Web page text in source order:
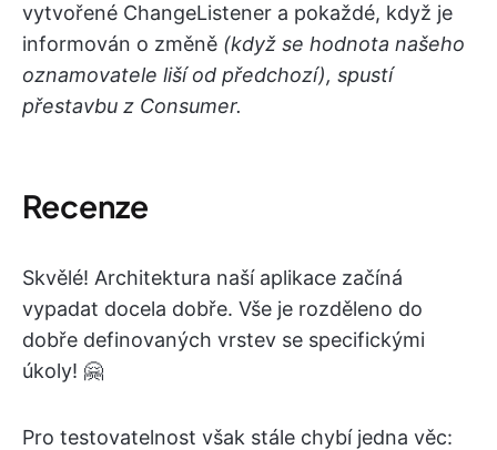
vytvořené ChangeListener a pokaždé, když je
informován o změně (když se hodnota našeho
oznamovatele liší od předchozí), spustí
přestavbu z Consumer.
Recenze
Skvělé! Architektura naší aplikace začíná
vypadat docela dobře. Vše je rozděleno do
dobře definovaných vrstev se specifickými
úkoly! 🤗
Pro testovatelnost však stále chybí jedna věc: